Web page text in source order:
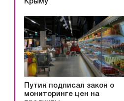
Крыму
Путин подписал закон о
мониторинге цен на